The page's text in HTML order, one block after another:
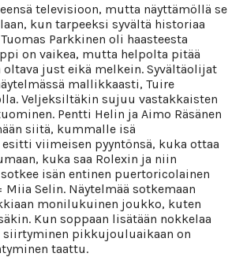
televisioon, mutta näyttämöllä se
kun tarpeeksi syvältä historiaa
Parkkinen oli haasteesta
on vaikea, mutta helpolta pitää
oltava just eikä melkein. Syvältäolijat
mallikkaasti, Tuire
Veljeksiltäkin sujuu vastakkaisten
Pentti Helin ja Aimo Räsänen
siitä, kummalle isä
viimeisen pyyntönsä, kuka ottaa
kuka saa Rolexin ja niin
isän entinen puertoricolainen
Miia Selin. Näytelmää sotkemaan
monilukuinen joukko, kuten
Kun soppaan lisätään nokkelaa
siirtyminen pikkujouluaikaan on
taattu.